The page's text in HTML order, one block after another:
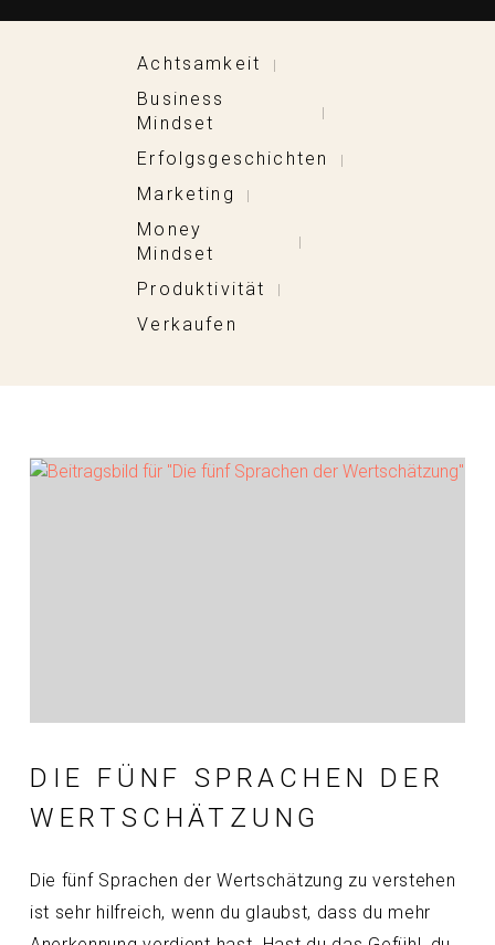
Achtsamkeit |
Business
Mindset
|
Erfolgsgeschichten |
Marketing |
Money
Mindset
|
Produktivität |
Verkaufen
DIE FÜNF SPRACHEN DER
WERTSCHÄTZUNG
Die fünf Sprachen der Wertschätzung zu verstehen
ist sehr hilfreich, wenn du glaubst, dass du mehr